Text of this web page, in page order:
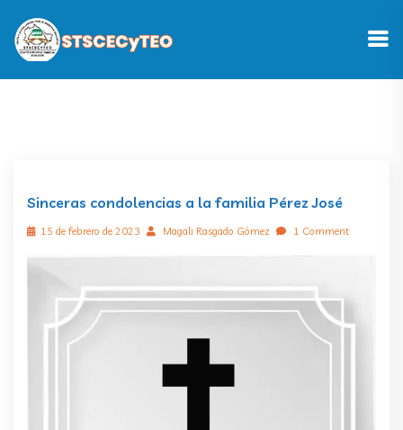
Sinceras condolencias a la familia Pérez José
15 de febrero de 2023 Magali Rasgado Gómez 1 Comment